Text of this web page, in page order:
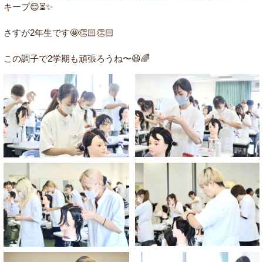
キープ😊⏳✨
さすが2年生です🤩👏🏻👏🏻
この調子で2学期も頑張ろうね〜😆🌈